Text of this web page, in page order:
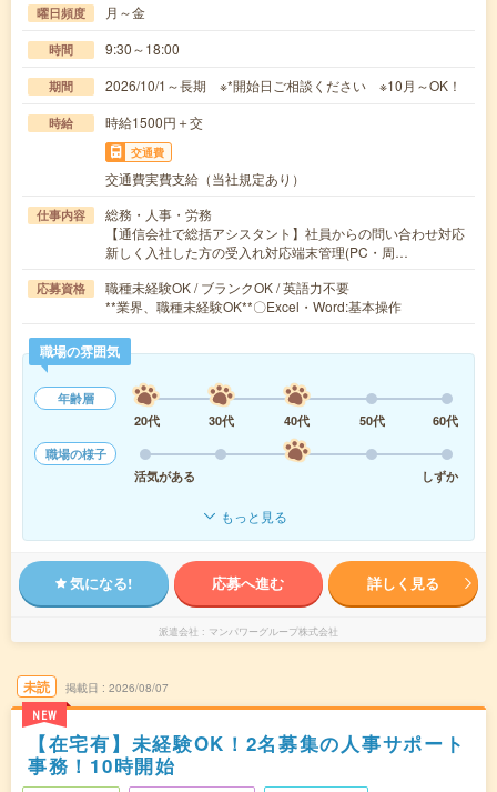
曜日頻度 月～金
時間 9:30～18:00
期間 2026/10/1～長期 ※*開始日ご相談ください ※10月～OK！
時給 時給1500円＋交
交通費
交通費実費支給（当社規定あり）
仕事内容
総務・人事・労務
【通信会社で総括アシスタント】社員からの問い合わせ対応
新しく入社した方の受入れ対応端末管理(PC・周…
応募資格
職種未経験OK / ブランクOK / 英語力不要
**業界、職種未経験OK**〇Excel・Word:基本操作
職場の雰囲気
年齢層
20代
30代 40代 50代
60代
職場の様子
活気がある
しずか
もっと見る
気になる! 応募へ進む 詳しく見る
派遣会社 マンパワーグループ株式会社
未読
NEW
掲載日 2026/08/07
【在宅有】未経験OK！2名募集の人事サポート
事務！10時開始